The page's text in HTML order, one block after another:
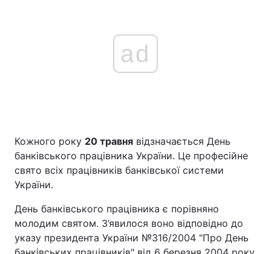
Головна Війна
Політика
Економіка
Техно і зв'язок Лайт
ad
Кожного року 20 травня відзначається День
банківського працівника України. Це професійне
свято всіх працівників банківської системи
України.
День банківського працівника є порівняно
молодим святом. З’явилося воно відповідно до
указу президента України №316/2004 "Про День